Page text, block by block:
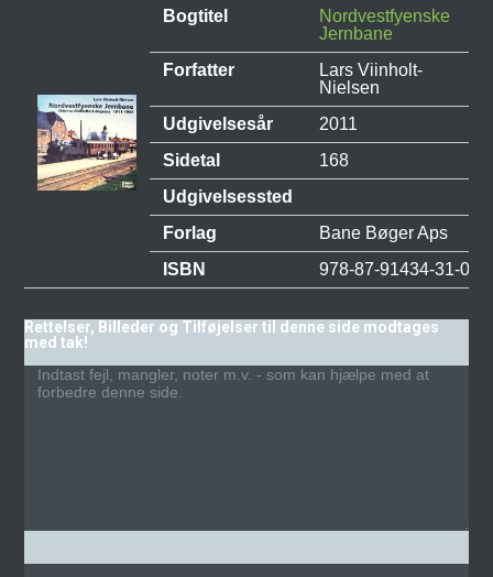
Bogtitel
Nordvestfyenske
Jernbane
Forfatter
Lars Viinholt-
Nielsen
Udgivelsesår
2011
Sidetal
168
Udgivelsessted
Forlag
Bane Bøger Aps
ISBN
978-87-91434-31-0
Rettelser, Billeder og Tilføjelser til denne side modtages
med tak!